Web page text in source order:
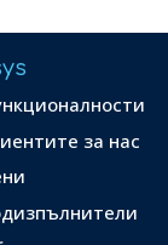
за нас